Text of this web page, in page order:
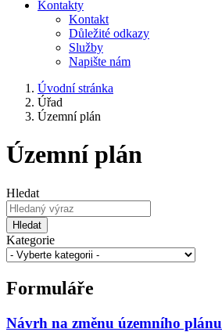
Kontakty
Kontakt
Důležité odkazy
Služby
Napište nám
Úvodní stránka
Úřad
Územní plán
Územní plán
Hledat
Hledat
Kategorie
Formuláře
Návrh na změnu územního plánu